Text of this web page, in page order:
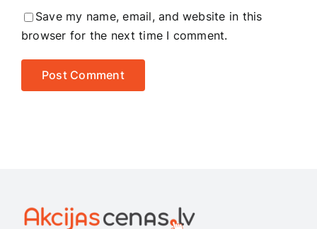
Save my name, email, and website in this
browser for the next time I comment.